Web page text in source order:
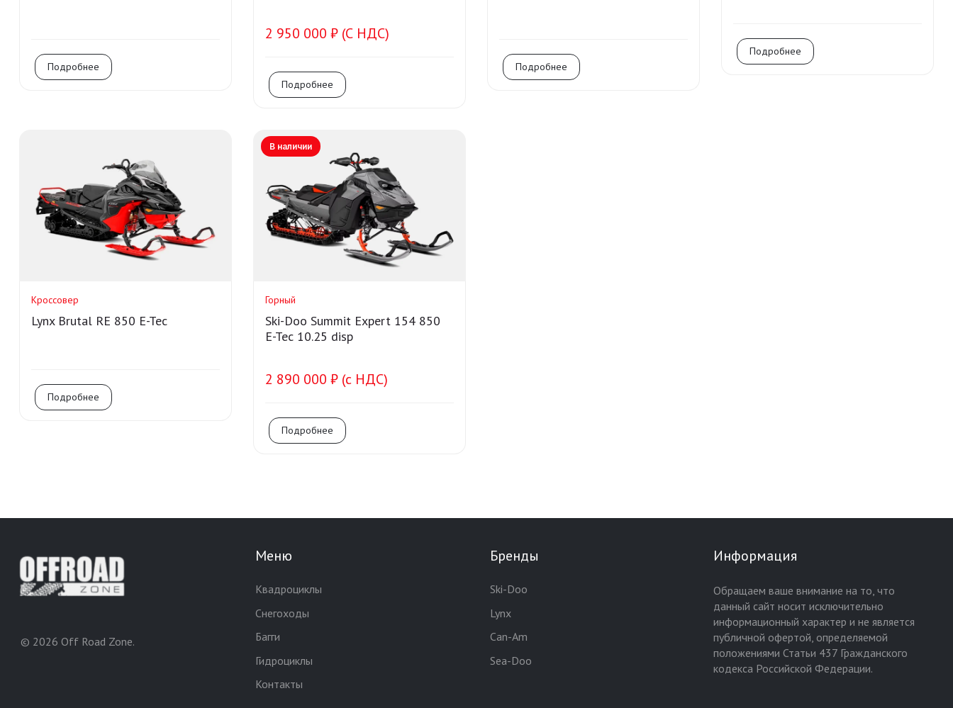
Подробнее
2 950 000 ₽ (С НДС)
Подробнее
Подробнее
Подробнее
Кроссовер
Lynx Brutal RE 850 E-Tec
Подробнее
В наличии
Горный
Ski-Doo Summit Expert 154 850
E-Tec 10.25 disp
2 890 000 ₽ (с НДС)
Подробнее
© 2026 Off Road Zone.
Меню
Квадроциклы
Снегоходы
Багги
Гидроциклы
Контакты
Бренды
Ski-Doo
Lynx
Can-Am
Sea-Doo
Информация
Обращаем ваше внимание на то, что
данный сайт носит исключительно
информационный характер и не является
публичной офертой, определяемой
положениями Статьи 437 Гражданского
кодекса Российской Федерации.